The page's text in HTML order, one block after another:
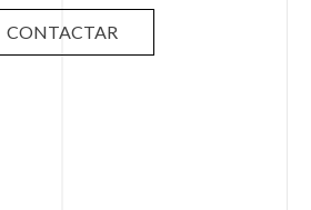
CONTACTAR